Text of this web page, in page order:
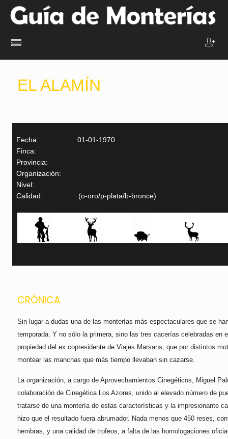
EL ALAMÍN
Fecha:
01-01-1970
Finca:
Provincia:
Organización:
Nivel:
Calidad:
(o-oro/p-plata/b-bronce)
CRÓNICA
Sin lugar a dudas una de las monterías más espectaculares que se
temporada. Y no sólo la primera, sino las tres cacerías celebradas en
propiedad del ex copresidente de Viajes Marsans, que por distintos
montear las manchas que más tiempo llevaban sin cazarse.
La organización, a cargo de Aprovechamientos Cinegéticos, Miguel
colaboración de Cinegética Los Azores, unido al elevado número de
tratarse de una montería de estas características y la impresionante
hizo que el resultado fuera abrumador. Nada menos que 450 reses,
hembras, y una calidad de trofeos, a falta de las homologaciones